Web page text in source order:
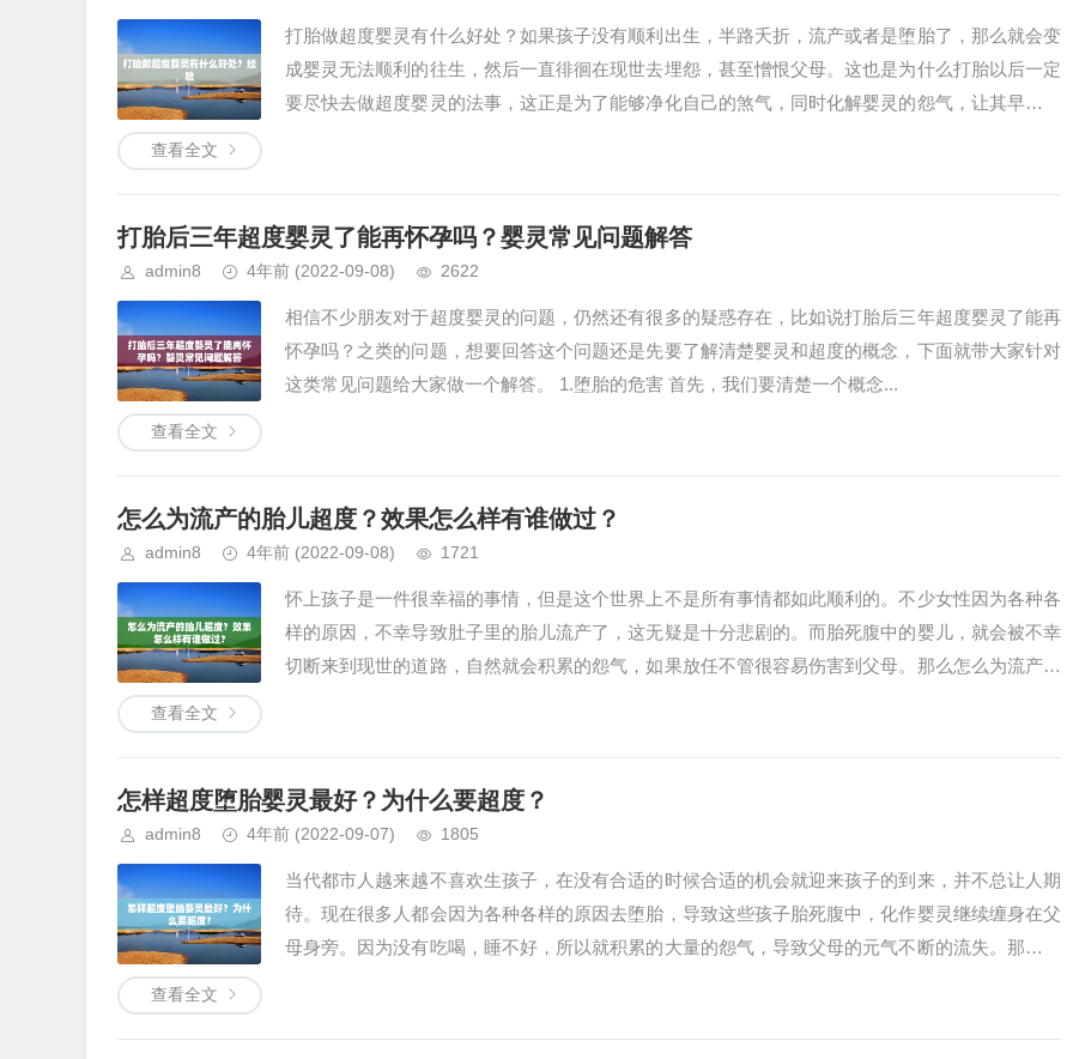
打胎做超度婴灵有什么好处？如果孩子没有顺利出生，半路夭折，流产或者是堕胎了，那么就会变
成婴灵无法顺利的往生，然后一直徘徊在现世去埋怨，甚至憎恨父母。这也是为什么打胎以后一定
要尽快去做超度婴灵的法事，这正是为了能够净化自己的煞气，同时化解婴灵的怨气，让其早日往
查看全文
打胎后三年超度婴灵了能再怀孕吗？婴灵常见问题解答
admin8 4年前 (2022-09-08) 2622
相信不少朋友对于超度婴灵的问题，仍然还有很多的疑惑存在，比如说打胎后三年超度婴灵了能再
怀孕吗？之类的问题，想要回答这个问题还是先要了解清楚婴灵和超度的概念，下面就带大家针对
这类常见问题给大家做一个解答。 1.堕胎的危害 首先，我们要清楚一个概念...
查看全文
怎么为流产的胎儿超度？效果怎么样有谁做过？
admin8 4年前 (2022-09-08) 1721
怀上孩子是一件很幸福的事情，但是这个世界上不是所有事情都如此顺利的。不少女性因为各种各
样的原因，不幸导致肚子里的胎儿流产了，这无疑是十分悲剧的。而胎死腹中的婴儿，就会被不幸
切断来到现世的道路，自然就会积累的怨气，如果放任不管很容易伤害到父母。那么怎么为流产的
查看全文
怎样超度堕胎婴灵最好？为什么要超度？
admin8 4年前 (2022-09-07) 1805
当代都市人越来越不喜欢生孩子，在没有合适的时候合适的机会就迎来孩子的到来，并不总让人期
待。现在很多人都会因为各种各样的原因去堕胎，导致这些孩子胎死腹中，化作婴灵继续缠身在父
母身旁。因为没有吃喝，睡不好，所以就积累的大量的怨气，导致父母的元气不断的流失。那么怎
查看全文